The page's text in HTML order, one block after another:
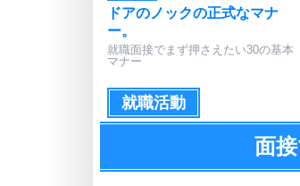
ドアのノックの正式なマナ
ー。
就職面接でまず押さえたい30の基本
マナー
就職活動
面